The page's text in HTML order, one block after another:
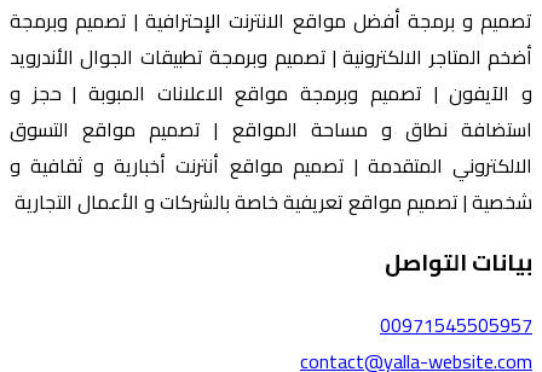
تصميم و برمجة أفضل مواقع الانترنت الإحترافية | تصميم وبرمجة
أضخم المتاجر الالكترونية | تصميم وبرمجة تطبيقات الجوال الأندرويد
و الآيفون | تصميم وبرمجة مواقع الاعلانات المبوبة | حجز و
استضافة نطاق و مساحة المواقع | تصميم مواقع التسوق
الالكتروني المتقدمة | تصميم مواقع أنترنت أخبارية و ثقافية و
شخصية | تصميم مواقع تعريفية خاصة بالشركات و الأعمال التجارية
بيانات التواصل
00971545505957
contact@yalla-website.com